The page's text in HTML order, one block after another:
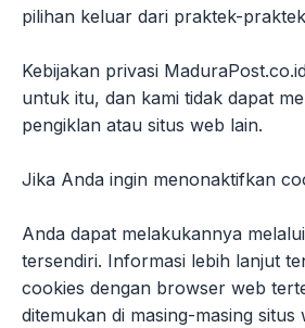
pilihan keluar dari praktek-
Kebijakan privasi
untuk itu, dan kami tidak dapat
pengiklan atau situs web lain.
Jika Anda ingin menonaktifkan
Anda dapat melakukannya
tersendiri. Informasi lebih lanjut
cookies dengan browser web
ditemukan di masing-masing situs